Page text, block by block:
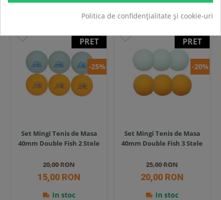
PROMOTII
SUPER
PRET
-25%
Set Mingi Tenis de Masa
40mm Double Fish 2 Stele
20,00 RON
15,00 RON
In stoc
SUPER
PRET
-20%
Set Mingi Tenis de Masa
40mm Double Fish 3 Stele
25,00 RON
20,00 RON
In stoc
Politica de confidențialitate și cookie-uri